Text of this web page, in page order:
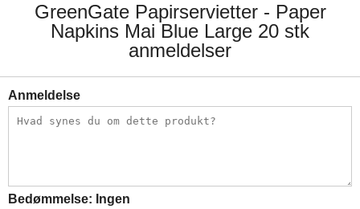
GreenGate Papirservietter - Paper
Napkins Mai Blue Large 20 stk
anmeldelser
Anmeldelse
Bedømmelse: Ingen